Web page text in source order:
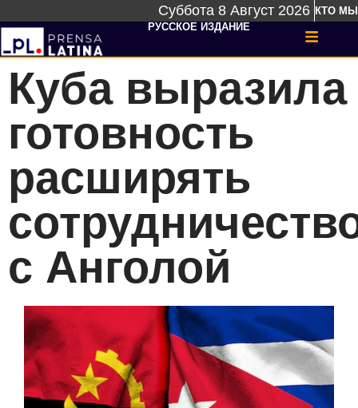
Суббота 8 Август 2026 КТО МЫ
РУССКОЕ ИЗДАНИЕ
Куба выразила
готовность
расширять
с Анголой